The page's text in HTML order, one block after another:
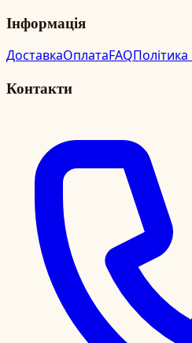
Інформація
ДоставкаОплатаFAQПолітика
Контакти